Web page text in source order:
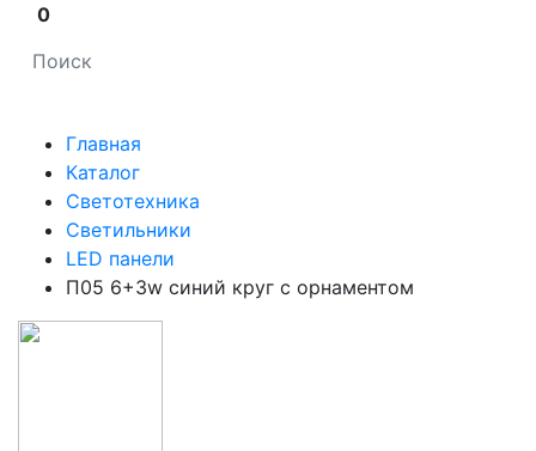
0
Главная
Каталог
Светотехника
Светильники
LED панели
П05 6+3w синий круг с орнаментом